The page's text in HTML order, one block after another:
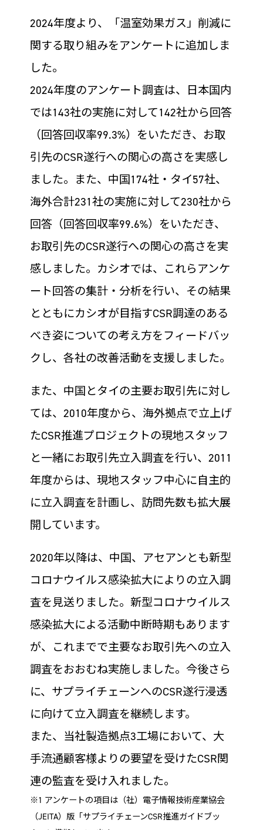
2024年度より、「温室効果ガス」削減に
関する取り組みをアンケートに追加しま
した。
2024年度のアンケート調査は、日本国内
では143社の実施に対して142社から回答
（回答回収率99.3%）をいただき、お取
引先のCSR遂行への関心の高さを実感し
ました。また、中国174社・タイ57社、
海外合計231社の実施に対して230社から
回答（回答回収率99.6%）をいただき、
お取引先のCSR遂行への関心の高さを実
感しました。カシオでは、これらアンケ
ート回答の集計・分析を行い、その結果
とともにカシオが目指すCSR調達のある
べき姿についての考え方をフィードバッ
クし、各社の改善活動を支援しました。
また、中国とタイの主要お取引先に対し
ては、2010年度から、海外拠点で立上げ
たCSR推進プロジェクトの現地スタッフ
と一緒にお取引先立入調査を行い、2011
年度からは、現地スタッフ中心に自主的
に立入調査を計画し、訪問先数も拡大展
開しています。
2020年以降は、中国、アセアンとも新型
コロナウイルス感染拡大によりの立入調
査を見送りました。新型コロナウイルス
感染拡大による活動中断時期もあります
が、これまでで主要なお取引先への立入
調査をおおむね実施しました。今後さら
に、サプライチェーンへのCSR遂行浸透
に向けて立入調査を継続します。
また、当社製造拠点3工場において、大
手流通顧客様よりの要望を受けたCSR関
連の監査を受け入れました。
※1 アンケートの項目は（社）電子情報技術産業協会
（JEITA）版「サプライチェーンCSR推進ガイドブッ